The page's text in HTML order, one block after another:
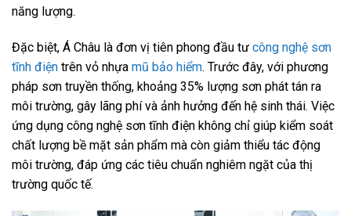
năng lượng.
Đặc biệt, Á Châu là đơn vị tiên phong đầu tư công nghệ sơn
tĩnh điện trên vỏ nhựa mũ bảo hiểm. Trước đây, với phương
pháp sơn truyền thống, khoảng 35% lượng sơn phát tán ra
môi trường, gây lãng phí và ảnh hưởng đến hệ sinh thái. Việc
ứng dụng công nghệ sơn tĩnh điện không chỉ giúp kiểm soát
chất lượng bề mặt sản phẩm mà còn giảm thiểu tác động
môi trường, đáp ứng các tiêu chuẩn nghiêm ngặt của thị
trường quốc tế.